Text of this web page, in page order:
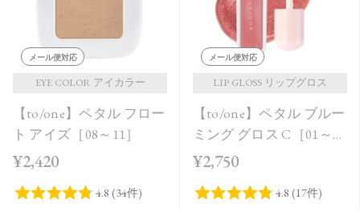
メール便対応
EYE COLOR アイカラー
【to/one】ペタル フロー
ト アイズ［08～11］
¥2,420
メール便対応
LIP GLOSS リップグロス
【to/one】ペタル ブルー
ミング グロス C［01～
03］＜2026 Summer
¥2,750